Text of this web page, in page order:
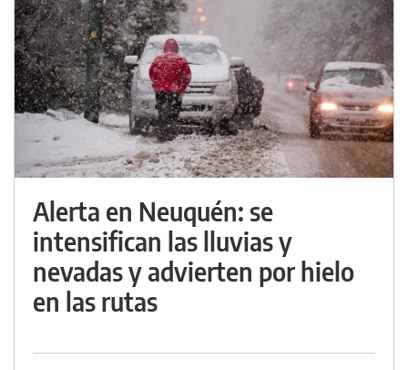
Alerta en Neuquén: se
intensifican las lluvias y
nevadas y advierten por hielo
en las rutas